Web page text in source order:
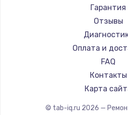
900 руб.
Заказать
Установка /
1300 руб.
Заказать
BlackView
Amazon
Aquarius
Philips
Dell
HP
Getac
Гарантия
Отзывы
Оплата и
FAQ
Контакты
Карта
© tab-iq.ru 2026 —